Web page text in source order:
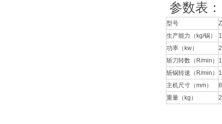
参数表
型号
生产能力（kg/锅）
功率（kw）
2
斩刀转数（R/min）
斩锅转速（R/min）
主机尺寸（mm）
重量（kg）